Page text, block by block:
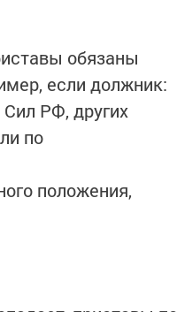
обязаны
если должник:
РФ, других
по
положения,